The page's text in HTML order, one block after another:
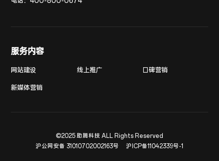
服务内容
网站建设 线上推广 口碑营销
新媒体营销
©2025 助腾科技 ALL Rights Reserved
沪公网安备 31010702002163号
沪ICP备11042339号-1